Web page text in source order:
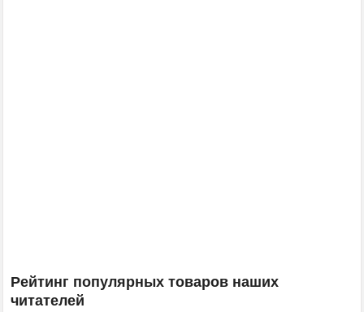
Рейтинг популярных товаров наших
читателей